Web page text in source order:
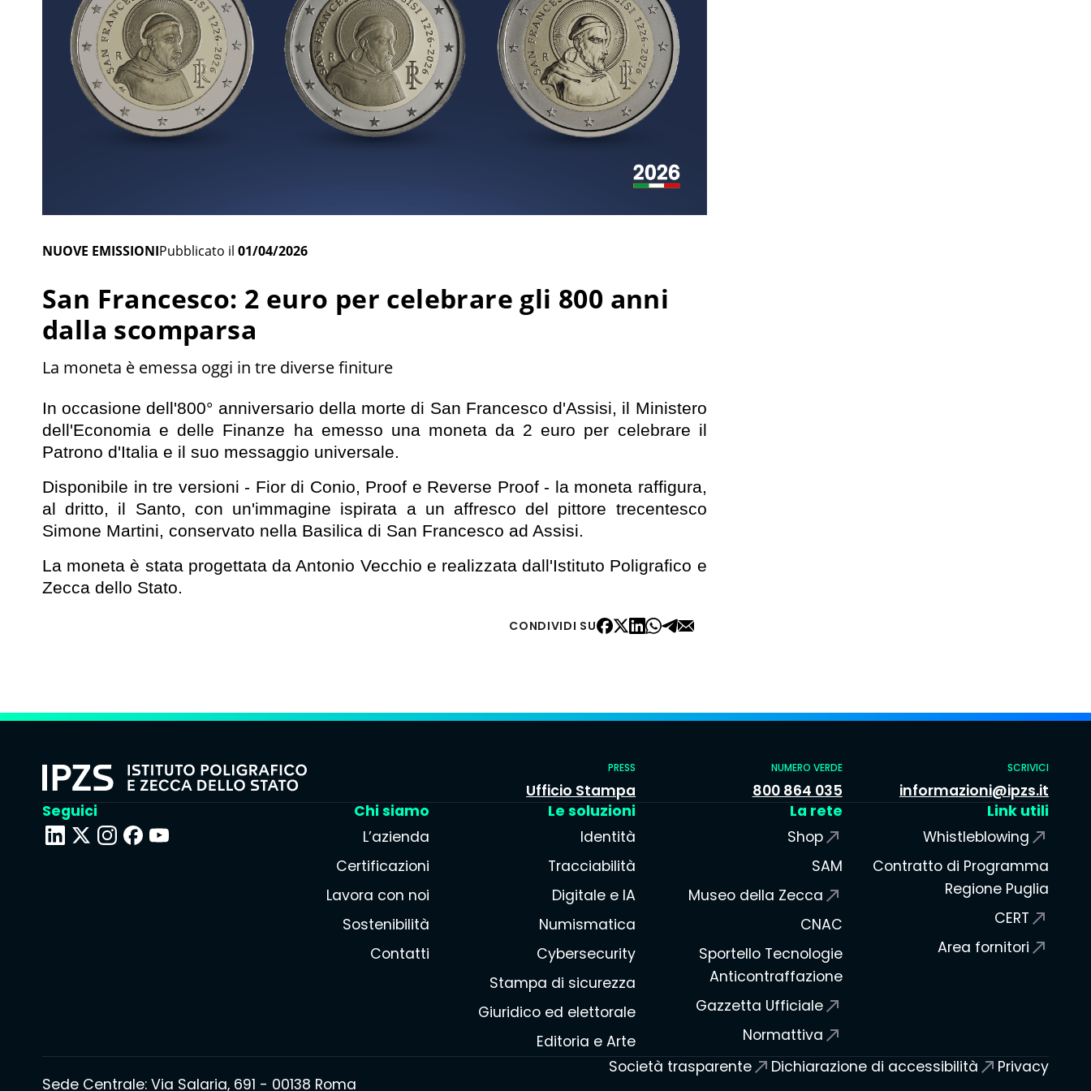
NUOVE EMISSIONIPubblicato il 01/04/2026
San Francesco: 2 euro per celebrare gli 800 anni
dalla scomparsa
La moneta è emessa oggi in tre diverse finiture
In occasione dell'800° anniversario della morte di San Francesco d'Assisi, il Ministero
dell'Economia e delle Finanze ha emesso una moneta da 2 euro per celebrare il
Patrono d'Italia e il suo messaggio universale.
Disponibile in tre versioni - Fior di Conio, Proof e Reverse Proof - la moneta raffigura,
al dritto, il Santo, con un'immagine ispirata a un affresco del pittore trecentesco
Simone Martini, conservato nella Basilica di San Francesco ad Assisi.
La moneta è stata progettata da Antonio Vecchio e realizzata dall'Istituto Poligrafico e
Zecca dello Stato.
CONDIVIDI SU
PRESS
Ufficio Stampa
NUMERO VERDE
800 864 035
SCRIVICI
informazioni@ipzs.it
Seguici
Chi siamo
L’azienda
Certificazioni
Lavora con noi
Sostenibilità
Contatti
Le soluzioni
Identità
Tracciabilità
Digitale e IA
Numismatica
Cybersecurity
Stampa di sicurezza
Giuridico ed elettorale
Editoria e Arte
La rete
Shop
SAM
Museo della Zecca
CNAC
Sportello Tecnologie
Anticontraffazione
Gazzetta Ufficiale
Normattiva
Link utili
Whistleblowing
Contratto di Programma
Regione Puglia
CERT
Area fornitori
Società trasparente Dichiarazione di accessibilità
Privacy
Sede Centrale: Via Salaria, 691 - 00138 Roma